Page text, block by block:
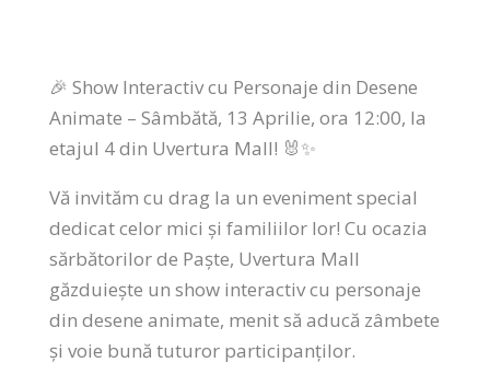
🎉 Show Interactiv cu Personaje din Desene
Animate – Sâmbătă, 13 Aprilie, ora 12:00, la
etajul 4 din Uvertura Mall! 🐰✨
Vă invităm cu drag la un eveniment special
dedicat celor mici și familiilor lor! Cu ocazia
sărbătorilor de Paște, Uvertura Mall
găzduiește un show interactiv cu personaje
din desene animate, menit să aducă zâmbete
și voie bună tuturor participanților.